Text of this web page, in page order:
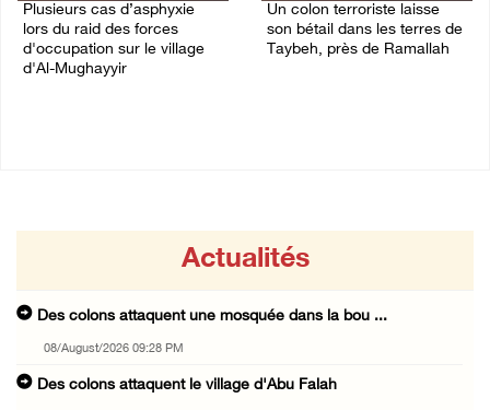
Plusieurs cas d’asphyxie
lors du raid des forces
d'occupation sur le village
d'Al-Mughayyir
Un colon terroriste laisse
son bétail dans les terres de
Taybeh, près de Ramallah
Actualités
Des colons attaquent une mosquée dans la bou ...
08/August/2026 09:28 PM
Des colons attaquent le village d'Abu Falah